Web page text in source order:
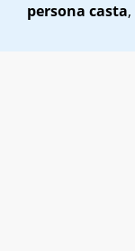
persona casta,